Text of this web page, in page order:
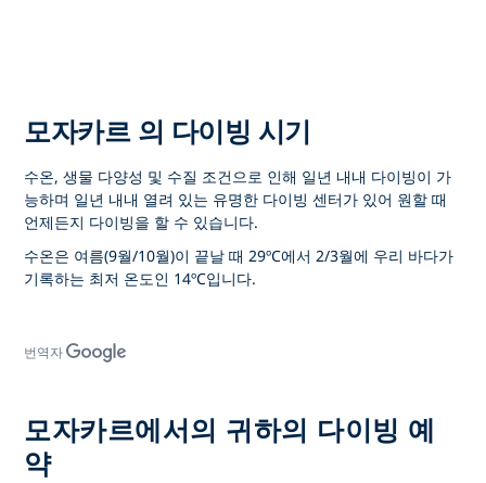
모자카르 의 다이빙 시기
수온, 생물 다양성 및 수질 조건으로 인해 일년 내내 다이빙이 가
능하며 일년 내내 열려 있는 유명한 다이빙 센터가 있어 원할 때
언제든지 다이빙을 할 수 있습니다.
수온은 여름(9월/10월)이 끝날 때 29ºC에서 2/3월에 우리 바다가
기록하는 최저 온도인 14ºC입니다.
번역자
모자카르에서의 귀하의 다이빙 예
약